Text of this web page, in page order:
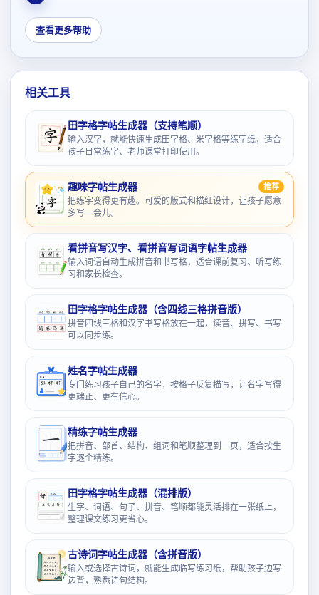
查看更多帮助
相关工具
田字格字帖生成器（支持笔顺）
输入汉字，就能快速生成田字格、米字格等练字纸，适合
孩子日常练字、老师课堂打印使用。
趣味字帖生成器 推荐
把练字变得更有趣。可爱的版式和描红设计，让孩子愿意
多写一会儿。
看拼音写汉字、看拼音写词语字帖生成器
输入词语自动生成拼音和书写格，适合课前复习、听写练
习和家长检查。
田字格字帖生成器（含四线三格拼音版）
拼音四线三格和汉字书写格放在一起，读音、拼写、书写
可以同步练。
姓名字帖生成器
专门练习孩子自己的名字，按格子反复描写，让名字写得
更端正、更有信心。
精练字帖生成器
把拼音、部首、结构、组词和笔顺整理到一页，适合按生
字逐个精练。
田字格字帖生成器（混排版）
生字、词语、句子、拼音、笔顺都能灵活排在一张纸上，
整理课文练习更省心。
古诗词字帖生成器（含拼音版）
输入或选择古诗词，就能生成临写练习纸，帮助孩子边写
边背，熟悉诗句结构。